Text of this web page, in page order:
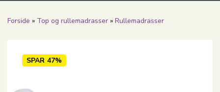
Forside » Top og rullemadrasser » Rullemadrasser
SPAR 47%